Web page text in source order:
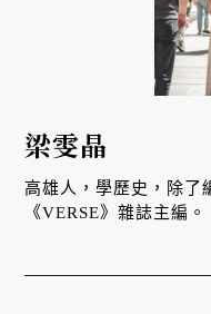
梁雯晶
高雄人，學歷史，除了
《VERSE》雜誌主編。